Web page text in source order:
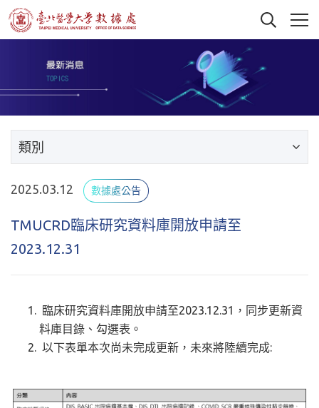
類別
2025.03.12 數據處公告
TMUCRD臨床研究資料庫開放申請至
2023.12.31
臨床研究資料庫開放申請至2023.12.31，同步更新資
料庫目錄、勾選表。
以下表單本次尚未完成更新，未來將陸續完成: